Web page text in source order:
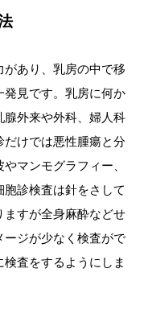
があり、乳房の中で移
見です。乳房に何か
外来や外科、婦人科
だけでは悪性腫瘍と分
マンモグラフィー、
診検査は針をさして
すが全身麻酔などせ
ジが少なく検査がで
査をするようにしま